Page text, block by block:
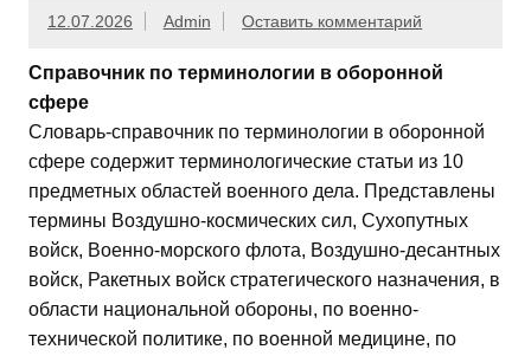
12.07.2026 Admin Оставить комментарий
Справочник по терминологии в оборонной
сфере
Словарь-справочник по терминологии в оборонной
сфере содержит терминологические статьи из 10
предметных областей военного дела. Представлены
термины Воздушно-космических сил, Сухопутных
войск, Военно-морского флота, Воздушно-десантных
войск, Ракетных войск стратегического назначения, в
области национальной обороны, по военно-
технической политике, по военной медицине, по